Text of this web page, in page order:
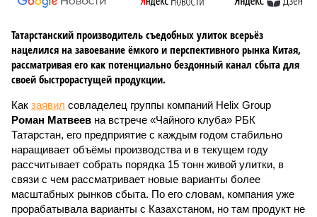
Татарстанский производитель съедобных улиток всерьёз
нацелился на завоевание ёмкого и перспективного рынка Китая,
рассматривая его как потенциально бездонный канал сбыта для
своей быстрорастущей продукции.
Как заявил совладелец группы компаний Helix Group
Роман Матвеев на встрече «Чайного клуба» РБК
Татарстан, его предприятие с каждым годом стабильно
наращивает объёмы производства и в текущем году
рассчитывает собрать порядка 15 тонн живой улитки, в
связи с чем рассматривает новые варианты более
масштабных рынков сбыта. По его словам, компания уже
прорабатывала варианты с Казахстаном, но там продукт не